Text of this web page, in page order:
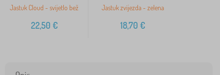
Jastuk Cloud - svijetlo bež
22,50 €
Jastuk zvijezda - zelena
18,70 €